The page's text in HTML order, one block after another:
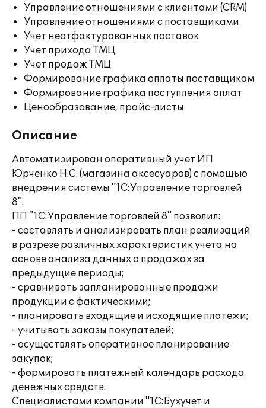
Управление отношениями с клиентами (CRM)
Управление отношениями с поставщиками
Учет неотфактурованных поставок
Учет прихода ТМЦ
Учет продаж ТМЦ
Формирование графика оплаты поставщикам
Формирование графика поступления оплат
Ценообразование, прайс-листы
Описание
Автоматизирован оперативный учет ИП
Юрченко Н.С. (магазина аксесуаров) с помощью
внедрения системы "1С:Управление торговлей
8".
ПП "1С:Управление торговлей 8" позволил:
- составлять и анализировать план реализаций
в разрезе различных характеристик учета на
основе анализа данных о продажах за
предыдущие периоды;
- сравнивать запланированные продажи
продукции с фактическими;
- планировать входящие и исходящие платежи;
- учитывать заказы покупателей;
- осуществлять оперативное планирование
закупок;
- формировать платежный календарь расхода
денежных средств.
Специалистами компании "1С:Бухучет и